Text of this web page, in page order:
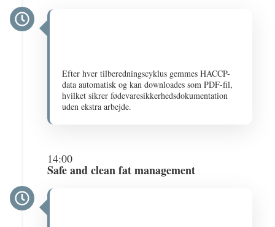
Efter hver tilberedningscyklus gemmes HACCP-
data automatisk og kan downloades som PDF-fil,
hvilket sikrer fødevaresikkerhedsdokumentation
uden ekstra arbejde​.
14:00
Safe and clean fat management